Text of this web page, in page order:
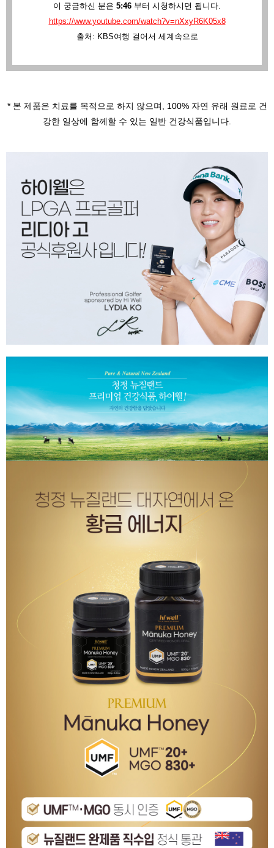
이 궁금하신 분은 5:46 부터 시청하시면 됩니다.
https://www.youtube.com/watch?v=nXxyR6K05x8
출처: KBS여행 걸어서 세계속으로
* 본 제품은 치료를 목적으로 하지 않으며, 100% 자연 유래 원료로 건
강한 일상에 함께할 수 있는 일반 건강식품입니다.